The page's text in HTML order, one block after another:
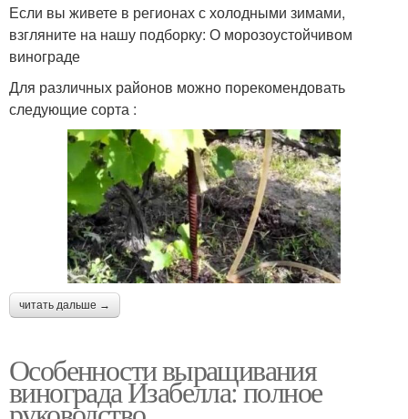
Если вы живете в регионах с холодными зимами,
взгляните на нашу подборку: О морозоустойчивом
винограде
Для различных районов можно порекомендовать
следующие сорта :
читать дальше →
Особенности выращивания
винограда Изабелла: полное